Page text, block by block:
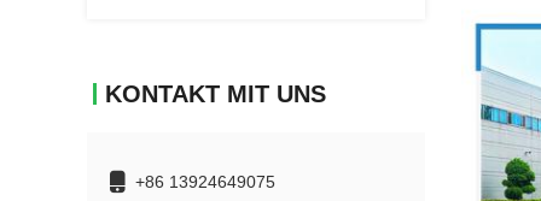
KONTAKT MIT UNS
+86 13924649075